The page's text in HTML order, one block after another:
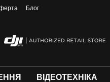
Блог
ВІДЕОТЕХНІКА